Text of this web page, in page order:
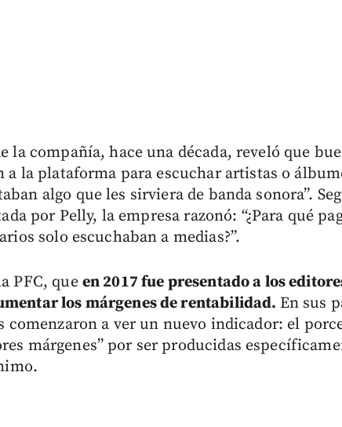
la compañía, hace una década, reveló que
a la plataforma para escuchar artistas o
algo que les sirviera de banda sonora”.
por Pelly, la empresa razonó: “¿Para qué
solo escuchaban a medias?”.
PFC, que en 2017 fue presentado a los
los márgenes de rentabilidad. En sus
comenzaron a ver un nuevo indicador: el
márgenes” por ser producidas